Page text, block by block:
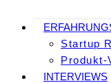
Startup
Produkt-
INTERVIEWS